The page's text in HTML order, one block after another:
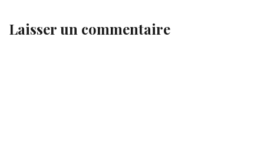
Laisser un commentaire